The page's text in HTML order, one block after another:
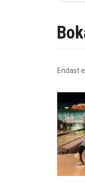
Endast